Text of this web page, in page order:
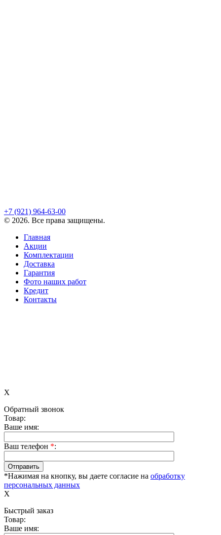
+7 (921) 964-63-00
© 2026. Все права защищены.
Главная
Акции
Комплектации
Доставка
Гарантия
Фото наших работ
Кредит
Контакты
X
Обратный звонок
Товар:
Ваше имя:
Ваш телефон *:
*Нажимая на кнопку, вы даете согласие на обработку
персональных данных
X
Быстрый заказ
Товар:
Ваше имя: